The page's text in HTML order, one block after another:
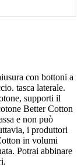
con bottoni a
tasca laterale.
supporti il
Better Cotton
e non può
i produttori
in volumi
Potrai abbinare